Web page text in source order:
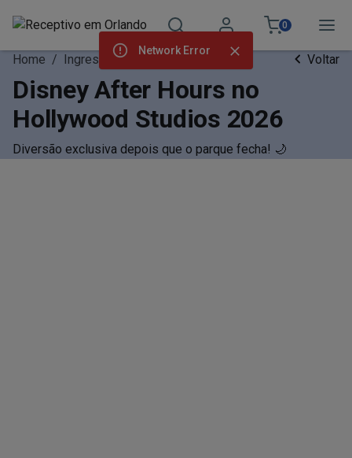
0
Home / Ingressos Voltar
Disney After Hours no
Hollywood Studios 2026
Diversão exclusiva depois que o parque fecha! 🌙
Network Error